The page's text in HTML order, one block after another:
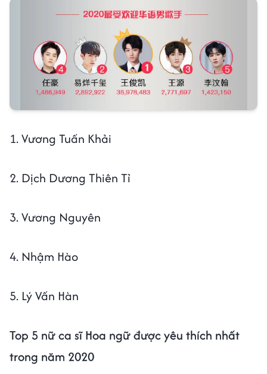
1. Vương Tuấn Khải
2. Dịch Dương Thiên Tỉ
3. Vương Nguyên
4. Nhậm Hào
5. Lý Vấn Hàn
Top 5 nữ ca sĩ Hoa ngữ được yêu thích nhất
trong năm 2020